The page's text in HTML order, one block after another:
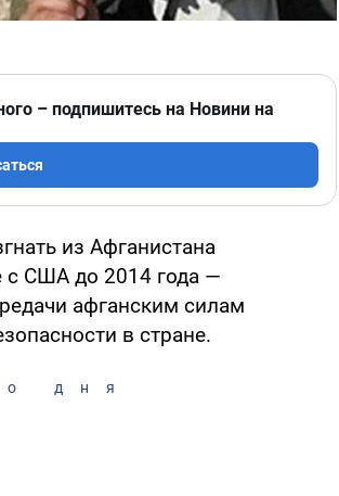
– подпишитесь на Новини на
из Афганистана
с США до 2014 года —
афганским силам
в стране.
дня